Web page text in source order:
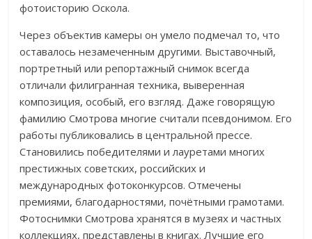
фотоисторию Оскола.
Через объектив камеры он умело подмечал то, что
оставалось незамеченным другими. Выставочный,
портретный или репортажный снимок всегда
отличали филигранная техника, выверенная
композиция, особый, его взгляд. Даже говорящую
фамилию Смотрова многие считали псевдонимом. Его
работы публиковались в центральной прессе.
Становились победителями и лауретами многих
престижных советских, российских и
международных фотоконкурсов. Отмечены
премиями, благодарностями, почётными грамотами.
Фотоснимки Смотрова хранятся в музеях и частных
коллекциях, представлены в книгах. Лучшие его